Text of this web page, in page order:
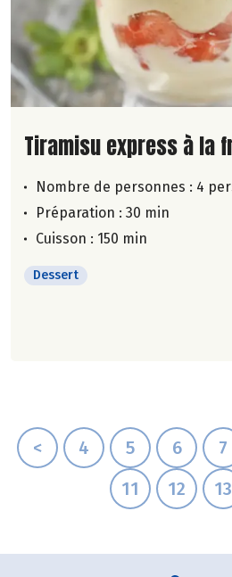
Lire la suite de la
Tiramisu express à la
Nombre de personnes : 4
Préparation : 30 min
Cuisson : 150 min
Dessert
< 4 5 6 7
11
12 13